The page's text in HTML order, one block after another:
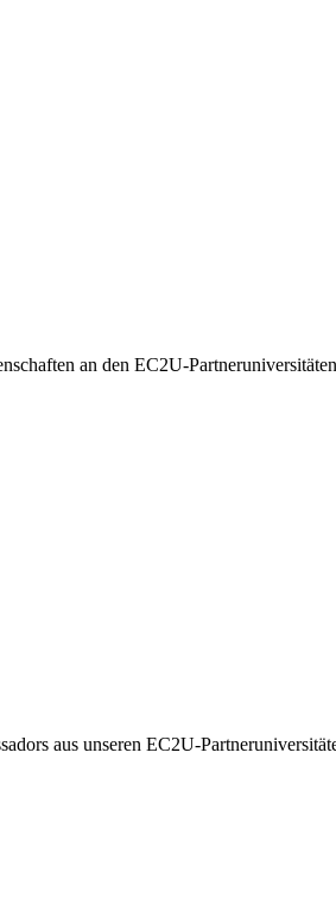
an den EC2U-Partneruniversitäten
aus unseren EC2U-